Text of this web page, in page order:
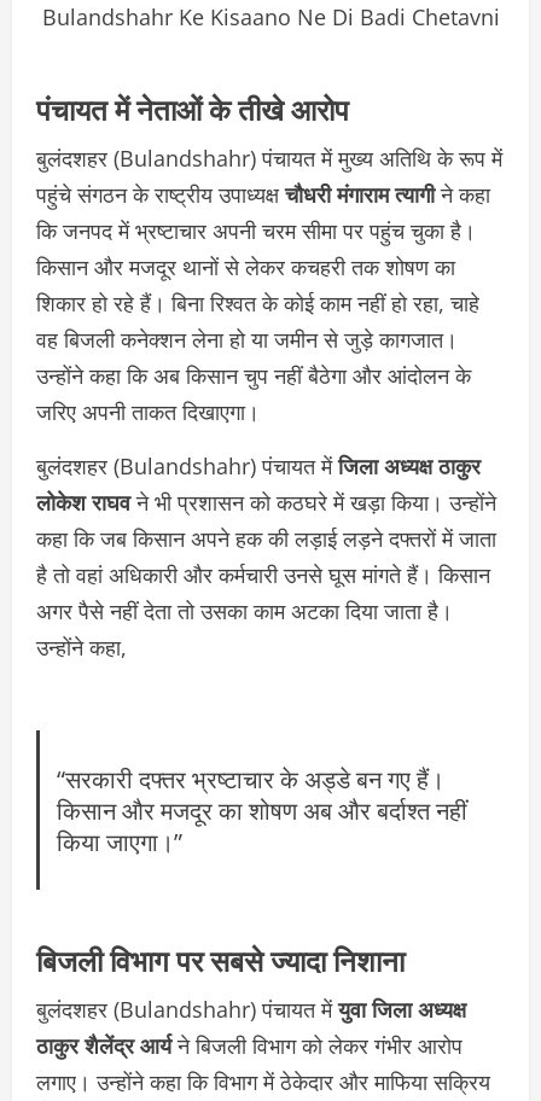
Bulandshahr Ke Kisaano Ne Di Badi Chetavni
पंचायत में नेताओं के तीखे आरोप
बुलंदशहर (Bulandshahr) पंचायत में मुख्य अतिथि के रूप में
पहुंचे संगठन के राष्ट्रीय उपाध्यक्षचौधरी मंगाराम त्यागीने कहा
कि जनपद में भ्रष्टाचार अपनी चरम सीमा पर पहुंच चुका है।
किसान और मजदूर थानों से लेकर कचहरी तक शोषण का
शिकार हो रहे हैं। बिना रिश्वत के कोई काम नहीं हो रहा, चाहे
वह बिजली कनेक्शन लेना हो या जमीन से जुड़े कागजात।
उन्होंने कहा कि अब किसान चुप नहीं बैठेगा और आंदोलन के
जरिए अपनी ताकत दिखाएगा।
बुलंदशहर (Bulandshahr) पंचायत मेंजिला अध्यक्ष ठाकुर
लोकेश राघवने भी प्रशासन को कठघरे में खड़ा किया। उन्होंने
कहा कि जब किसान अपने हक की लड़ाई लड़ने दफ्तरों में जाता
है तो वहां अधिकारी और कर्मचारी उनसे घूस मांगते हैं। किसान
अगर पैसे नहीं देता तो उसका काम अटका दिया जाता है।
उन्होंने कहा,
“सरकारी दफ्तर भ्रष्टाचार के अड्डे बन गए हैं।
किसान और मजदूर का शोषण अब और बर्दाश्त नहीं
किया जाएगा।”
बिजली विभाग पर सबसे ज्यादा निशाना
बुलंदशहर (Bulandshahr) पंचायत मेंयुवा जिला अध्यक्ष
ठाकुर शैलेंद्र आर्यने बिजली विभाग को लेकर गंभीर आरोप
लगाए। उन्होंने कहा कि विभाग में ठेकेदार और माफिया सक्रिय